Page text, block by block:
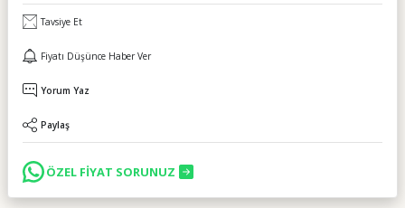
Tavsiye Et
Fiyatı Düşünce Haber Ver
Yorum Yaz
Paylaş
ÖZEL FİYAT SORUNUZ